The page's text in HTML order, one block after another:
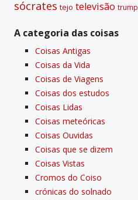
sócrates tejo televisão trump
A categoria das coisas
Coisas Antigas
Coisas da Vida
Coisas de Viagens
Coisas dos estudos
Coisas Lidas
Coisas meteóricas
Coisas Ouvidas
Coisas que se dizem
Coisas Vistas
Cromos do Coiso
crónicas do solnado